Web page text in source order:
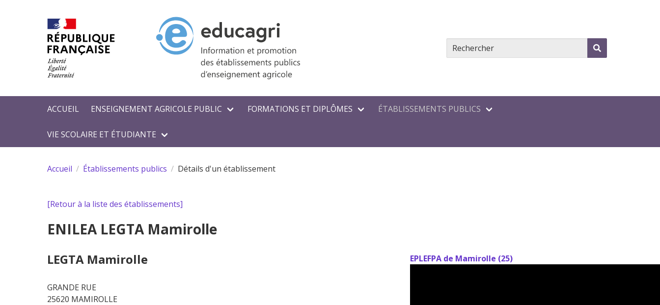
ACCUEIL ENSEIGNEMENT AGRICOLE PUBLIC FORMATIONS ET DIPLÔMES ÉTABLISSEMENTS PUBLICS
VIE SCOLAIRE ET ÉTUDIANTE
Accueil Établissements publics Détails d'un établissement
[Retour à la liste des établissements]
ENILEA LEGTA Mamirolle
LEGTA Mamirolle
GRANDE RUE
25620 MAMIROLLE
EPLEFPA de Mamirolle (25)